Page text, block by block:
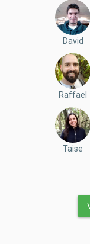
David
Raffael
Taise